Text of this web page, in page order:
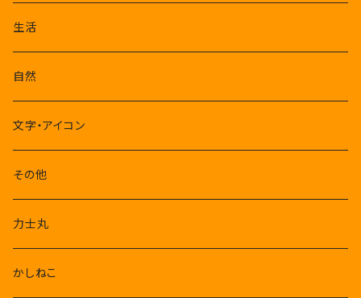
生活
自然
文字・アイコン
その他
力士丸
かしねこ